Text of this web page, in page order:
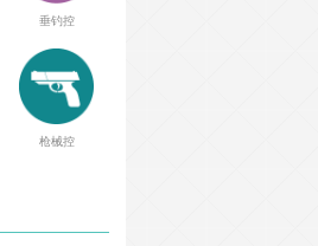
垂钓控
枪械控